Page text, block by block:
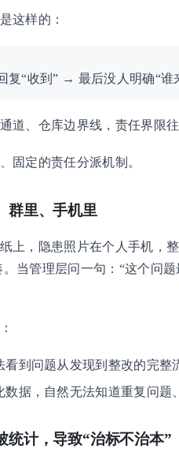
这样的：
复“收到” → 最后没人明确“谁
道、仓库边界线，责任界限
固定的责任分派机制。
群里、手机里
上，隐患照片在个人手机，
当管理层问一句：“这个问
看到问题从发现到整改的完整
数据，自然无法知道重复问题
统计，导致“治标不治本”